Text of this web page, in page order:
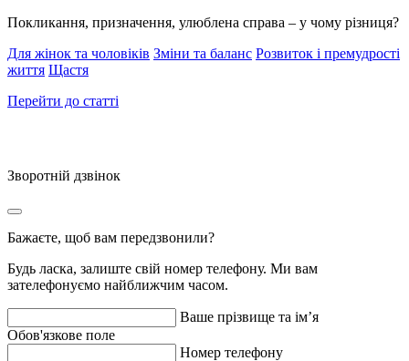
Покликання, призначення, улюблена справа – у чому різниця?
Для жінок та чоловіків Зміни та баланс Розвиток і премудрості
життя Щастя
Перейти до статті
Зворотній дзвінок
Бажаєте, щоб вам передзвонили?
Будь ласка, залиште свій номер телефону. Ми вам
зателефонуємо найближчим часом.
Ваше прізвище та ім’я
Обов'язкове поле
Номер телефону